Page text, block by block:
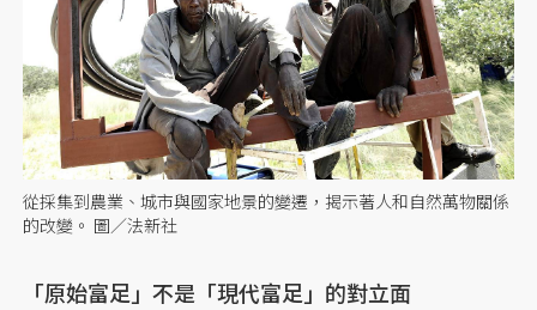
從採集到農業、城市與國家地景的變遷，揭示著人和自然萬物關係
的改變。 圖／法新社
「原始富足」不是「現代富足」的對立面